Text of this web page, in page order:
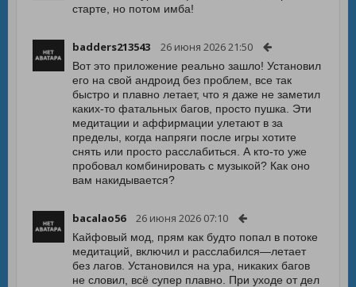
старте, но потом имба!
badders213543 26 июня 2026 21:50
Вот это приложение реально зашло! Установил
его на свой андроид без проблем, все так
быстро и плавно летает, что я даже не заметил
каких-то фатальных багов, просто пушка. Эти
медитации и аффирмации улетают в за
пределы, когда напряги после игры хотите
снять или просто расслабиться. А кто-то уже
пробовал комбинировать с музыкой? Как оно
вам накидывается?
bacalao56 26 июня 2026 07:10
Кайфовый мод, прям как будто попал в потоке
медитаций, включил и расслабился—летает
без лагов. Установился на ура, никаких багов
не словил, всё супер плавно. При уходе от дел